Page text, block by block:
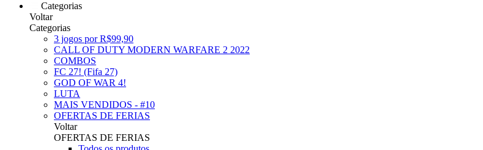
Categorias
Voltar
Categorias
3 jogos por R$99,90
CALL OF DUTY MODERN WARFARE 2 2022
COMBOS
FC 27! (Fifa 27)
GOD OF WAR 4!
LUTA
MAIS VENDIDOS - #10
OFERTAS DE FERIAS
Voltar
OFERTAS DE FERIAS